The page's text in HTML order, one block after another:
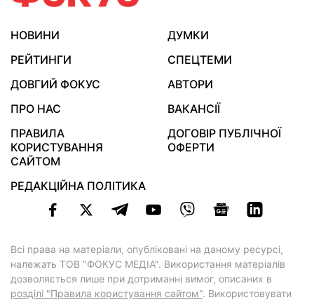
НОВИНИ
ДУМКИ
РЕЙТИНГИ
СПЕЦТЕМИ
ДОВГИЙ ФОКУС
АВТОРИ
ПРО НАС
ВАКАНСІЇ
ПРАВИЛА
КОРИСТУВАННЯ
САЙТОМ
ДОГОВІР ПУБЛІЧНОЇ
ОФЕРТИ
РЕДАКЦІЙНА ПОЛІТИКА
Всі права на матеріали, опубліковані на даному ресурсі,
належать ТОВ "ФОКУС МЕДІА". Використання матеріалів
дозволяється лише при дотриманні вимог, описаних в
розділі "Правила користування сайтом". Використовувати